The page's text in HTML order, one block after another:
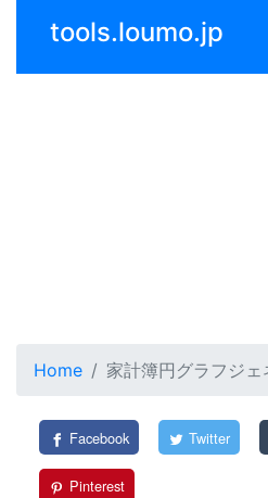
tools.loumo.jp
Home 家計簿円グラフジェ
Facebook Twitter
Pinterest